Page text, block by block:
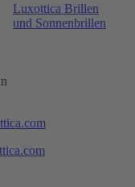
Luxottica Brillen
und Sonnenbrillen